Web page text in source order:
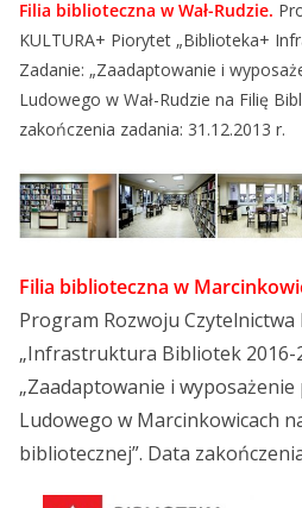
Filia biblioteczna w Wał-Rudzie.
KULTURA+ Piorytet „Biblioteka+
Zadanie: „Zaadaptowanie i
Ludowego w Wał-Rudzie na Filię
zakończenia zadania: 31.12.2013 r.
Filia biblioteczna w
Program Rozwoju Czytelnictwa
„Infrastruktura Bibliotek 2016-
„Zaadaptowanie i
Ludowego w Marcinkowicach
bibliotecznej”. Data